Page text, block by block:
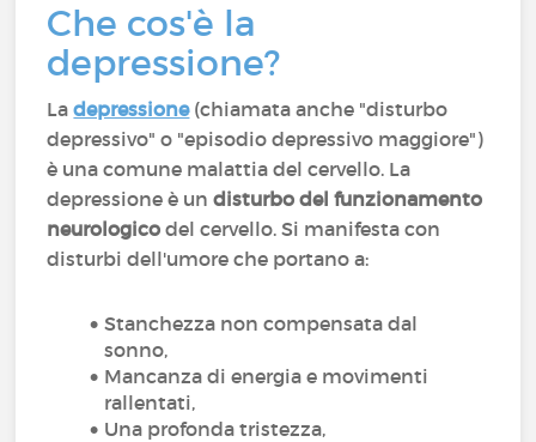
Che cos'è la
depressione?
Ladepressione(chiamata anche "disturbo
depressivo" o "episodio depressivo maggiore")
è una comune malattia del cervello. La
depressione è undisturbo del funzionamento
neurologico del cervello. Si manifesta con
disturbi dell'umore che portano a:
Stanchezza non compensata dal
sonno,
Mancanza di energia e movimenti
rallentati,
Una profonda tristezza,